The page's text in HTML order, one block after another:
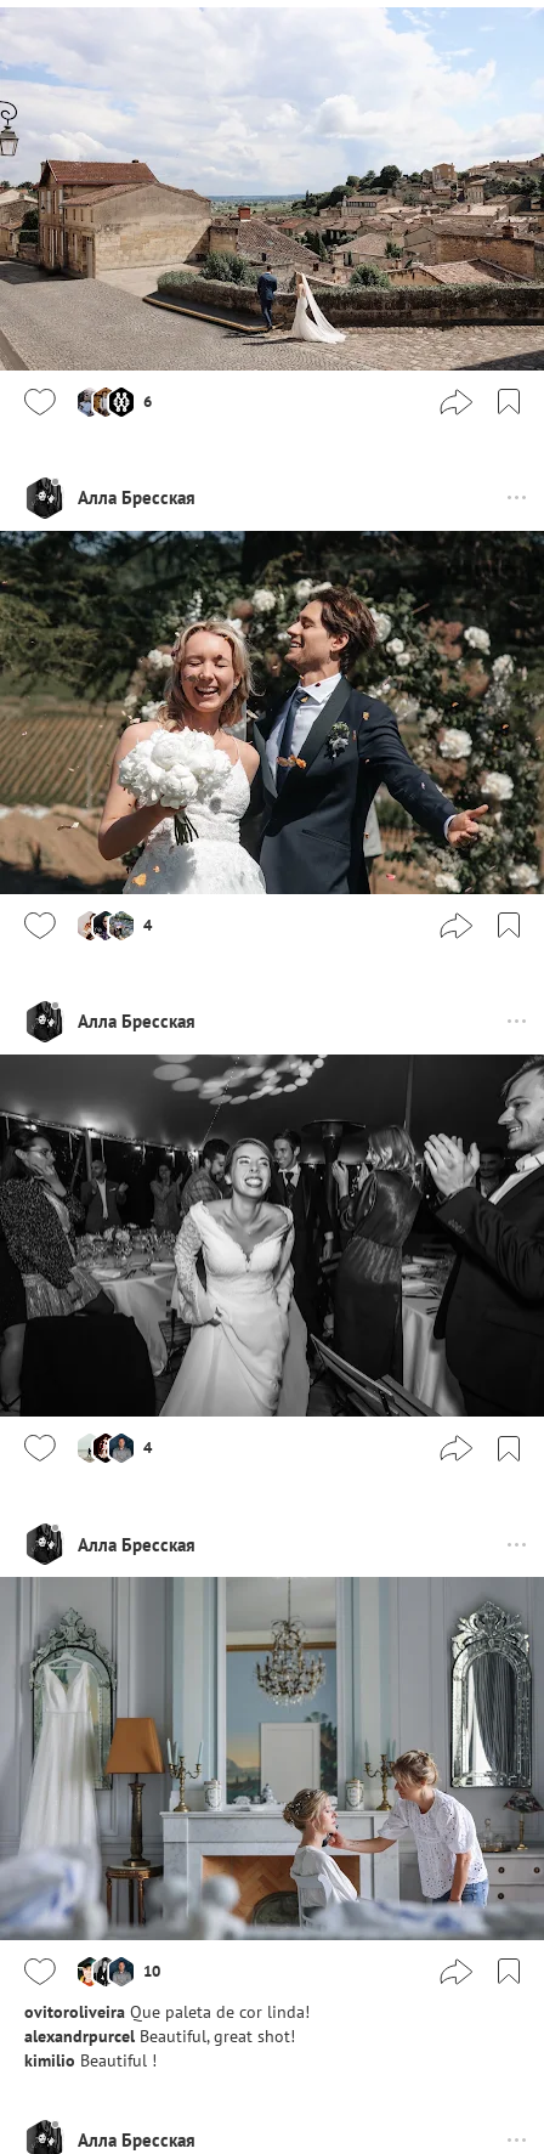
6
Алла Бресская
4
Алла Бресская
4
Алла Бресская
10
ovitoroliveira Que paleta de cor linda!
alexandrpurcel Beautiful, great shot!
kimilio Beautiful !
Алла Бресская